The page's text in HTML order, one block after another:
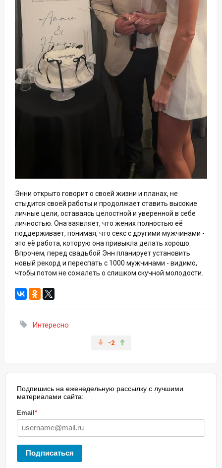
Энни открыто говорит о своей жизни и планах, не
стыдится своей работы и продолжает ставить высокие
личные цели, оставаясь целостной и уверенной в себе
личностью. Она заявляет, что жених полностью её
поддерживает, понимая, что секс с другими мужчинами -
это её работа, которую она привыкла делать хорошо.
Впрочем, перед свадьбой Энн планирует установить
новый рекорд и переспать с 1000 мужчинами - видимо,
чтобы потом не сожалеть о слишком скучной молодости.
Интересно
-2
Подпишись на еженедельную рассылку с лучшими
материалами сайта:
Email*
Подписаться